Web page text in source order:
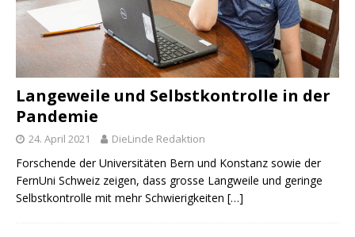
Langeweile und Selbstkontrolle in der
Pandemie
24. April 2021 DieLinde Redaktion
Forschende der Universitäten Bern und Konstanz sowie der
FernUni Schweiz zeigen, dass grosse Langweile und geringe
Selbstkontrolle mit mehr Schwierigkeiten […]